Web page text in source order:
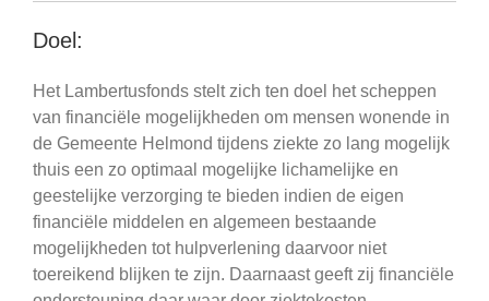
Doel:
Het Lambertusfonds stelt zich ten doel het scheppen
van financiële mogelijkheden om mensen wonende in
de Gemeente Helmond tijdens ziekte zo lang mogelijk
thuis een zo optimaal mogelijke lichamelijke en
geestelijke verzorging te bieden indien de eigen
financiële middelen en algemeen bestaande
mogelijkheden tot hulpverlening daarvoor niet
toereikend blijken te zijn. Daarnaast geeft zij financiële